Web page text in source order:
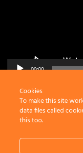
00:00
Cookies
To make this site
data files called
this too.